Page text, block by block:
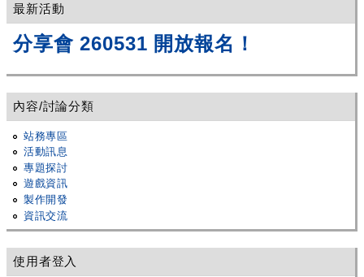
最新活動
分享會 260531 開放報名！
內容/討論分類
站務專區
活動訊息
專題探討
遊戲資訊
製作開發
資訊交流
使用者登入